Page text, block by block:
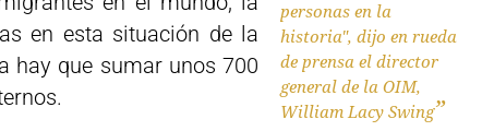
personas en la
historia", dijo en rueda
de prensa el director
general de la OIM,
William Lacy Swing
en esta situación de la
hay que sumar unos 700